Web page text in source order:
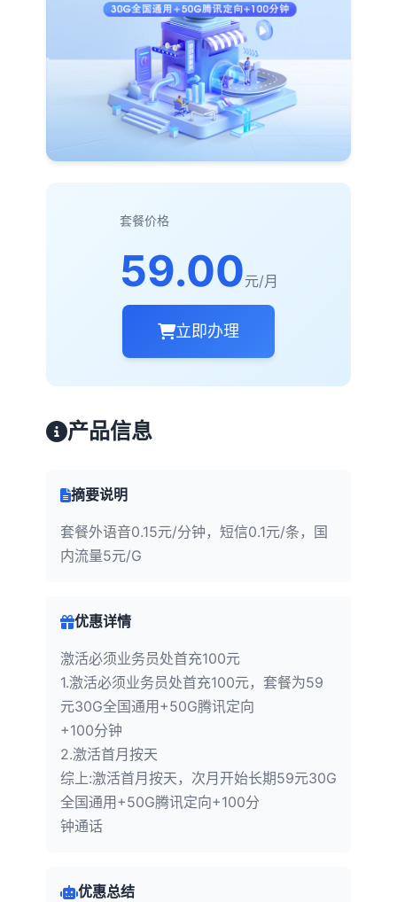
套餐价格
59.00元/月
立即办理
产品信息
摘要说明
套餐外语音0.15元/分钟，短信0.1元/条，国
内流量5元/G
优惠详情
激活必须业务员处首充100元
1.激活必须业务员处首充100元，套餐为59
元30G全国通用+50G腾讯定向
+100分钟
2.激活首月按天
综上:激活首月按天，次月开始长期59元30G
全国通用+50G腾讯定向+100分
钟通话
优惠总结